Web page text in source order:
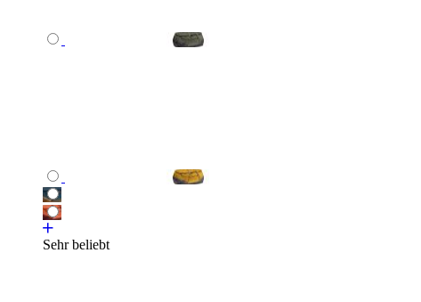
Sehr beliebt